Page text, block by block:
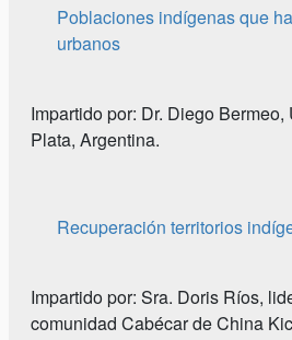
Poblaciones indígenas que
urbanos
Impartido por: Dr. Diego
Plata, Argentina.
Recuperación territorios
Impartido por: Sra. Doris Ríos,
comunidad Cabécar de China